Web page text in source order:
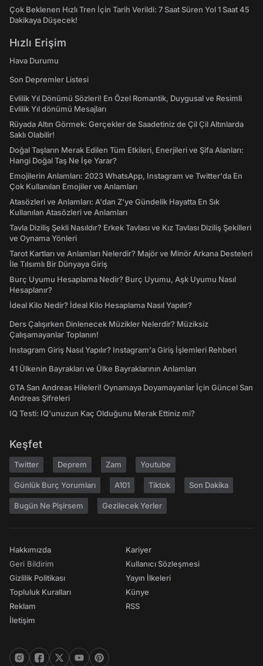
Çok Beklenen Hızlı Tren İçin Tarih Verildi: 7 Saat Süren Yol 1 Saat 45
Dakikaya Düşecek!
Hızlı Erişim
Hava Durumu
Son Depremler Listesi
Evlilik Yıl Dönümü Sözleri! En Özel Romantik, Duygusal ve Resimli
Evlilik Yıl dönümü Mesajları
Rüyada Altın Görmek: Gerçekler de Saadetiniz de Çil Çil Altınlarda
Saklı Olabilir!
Doğal Taşların Merak Edilen Tüm Etkileri, Enerjileri ve Şifa Alanları:
Hangi Doğal Taş Ne İşe Yarar?
Emojilerin Anlamları: 2023 WhatsApp, Instagram ve Twitter'da En
Çok Kullanılan Emojiler ve Anlamları
Atasözleri ve Anlamları: A'dan Z'ye Gündelik Hayatta En Sık
Kullanılan Atasözleri ve Anlamları
Tavla Diziliş Şekli Nasıldır? Erkek Tavlası ve Kız Tavlası Diziliş Şekilleri
ve Oynama Yönleri
Tarot Kartları ve Anlamları Nelerdir? Majör ve Minör Arkana Desteleri
İle Tılsımlı Bir Dünyaya Giriş
Burç Uyumu Hesaplama Nedir? Burç Uyumu, Aşk Uyumu Nasıl
Hesaplanır?
İdeal Kilo Nedir? İdeal Kilo Hesaplama Nasıl Yapılır?
Ders Çalışırken Dinlenecek Müzikler Nelerdir? Müziksiz
Çalışamayanlar Toplanın!
Instagram Giriş Nasıl Yapılır? Instagram'a Giriş İşlemleri Rehberi
41 Ülkenin Bayrakları ve Ülke Bayraklarının Anlamları
GTA San Andreas Hileleri! Oynamaya Doyamayanlar İçin Güncel San
Andreas Şifreleri
IQ Testi: IQ'unuzun Kaç Olduğunu Merak Ettiniz mi?
Keşfet
Twitter Deprem Zam Youtube
Günlük Burç Yorumları A101 Tiktok Son Dakika
Bugün Ne Pişirsem Gezilecek Yerler
Hakkımızda
Geri Bildirim
Gizlilik Politikası
Topluluk Kuralları
Reklam
İletişim
Kariyer
Kullanıcı Sözleşmesi
Yayın İlkeleri
Künye
RSS